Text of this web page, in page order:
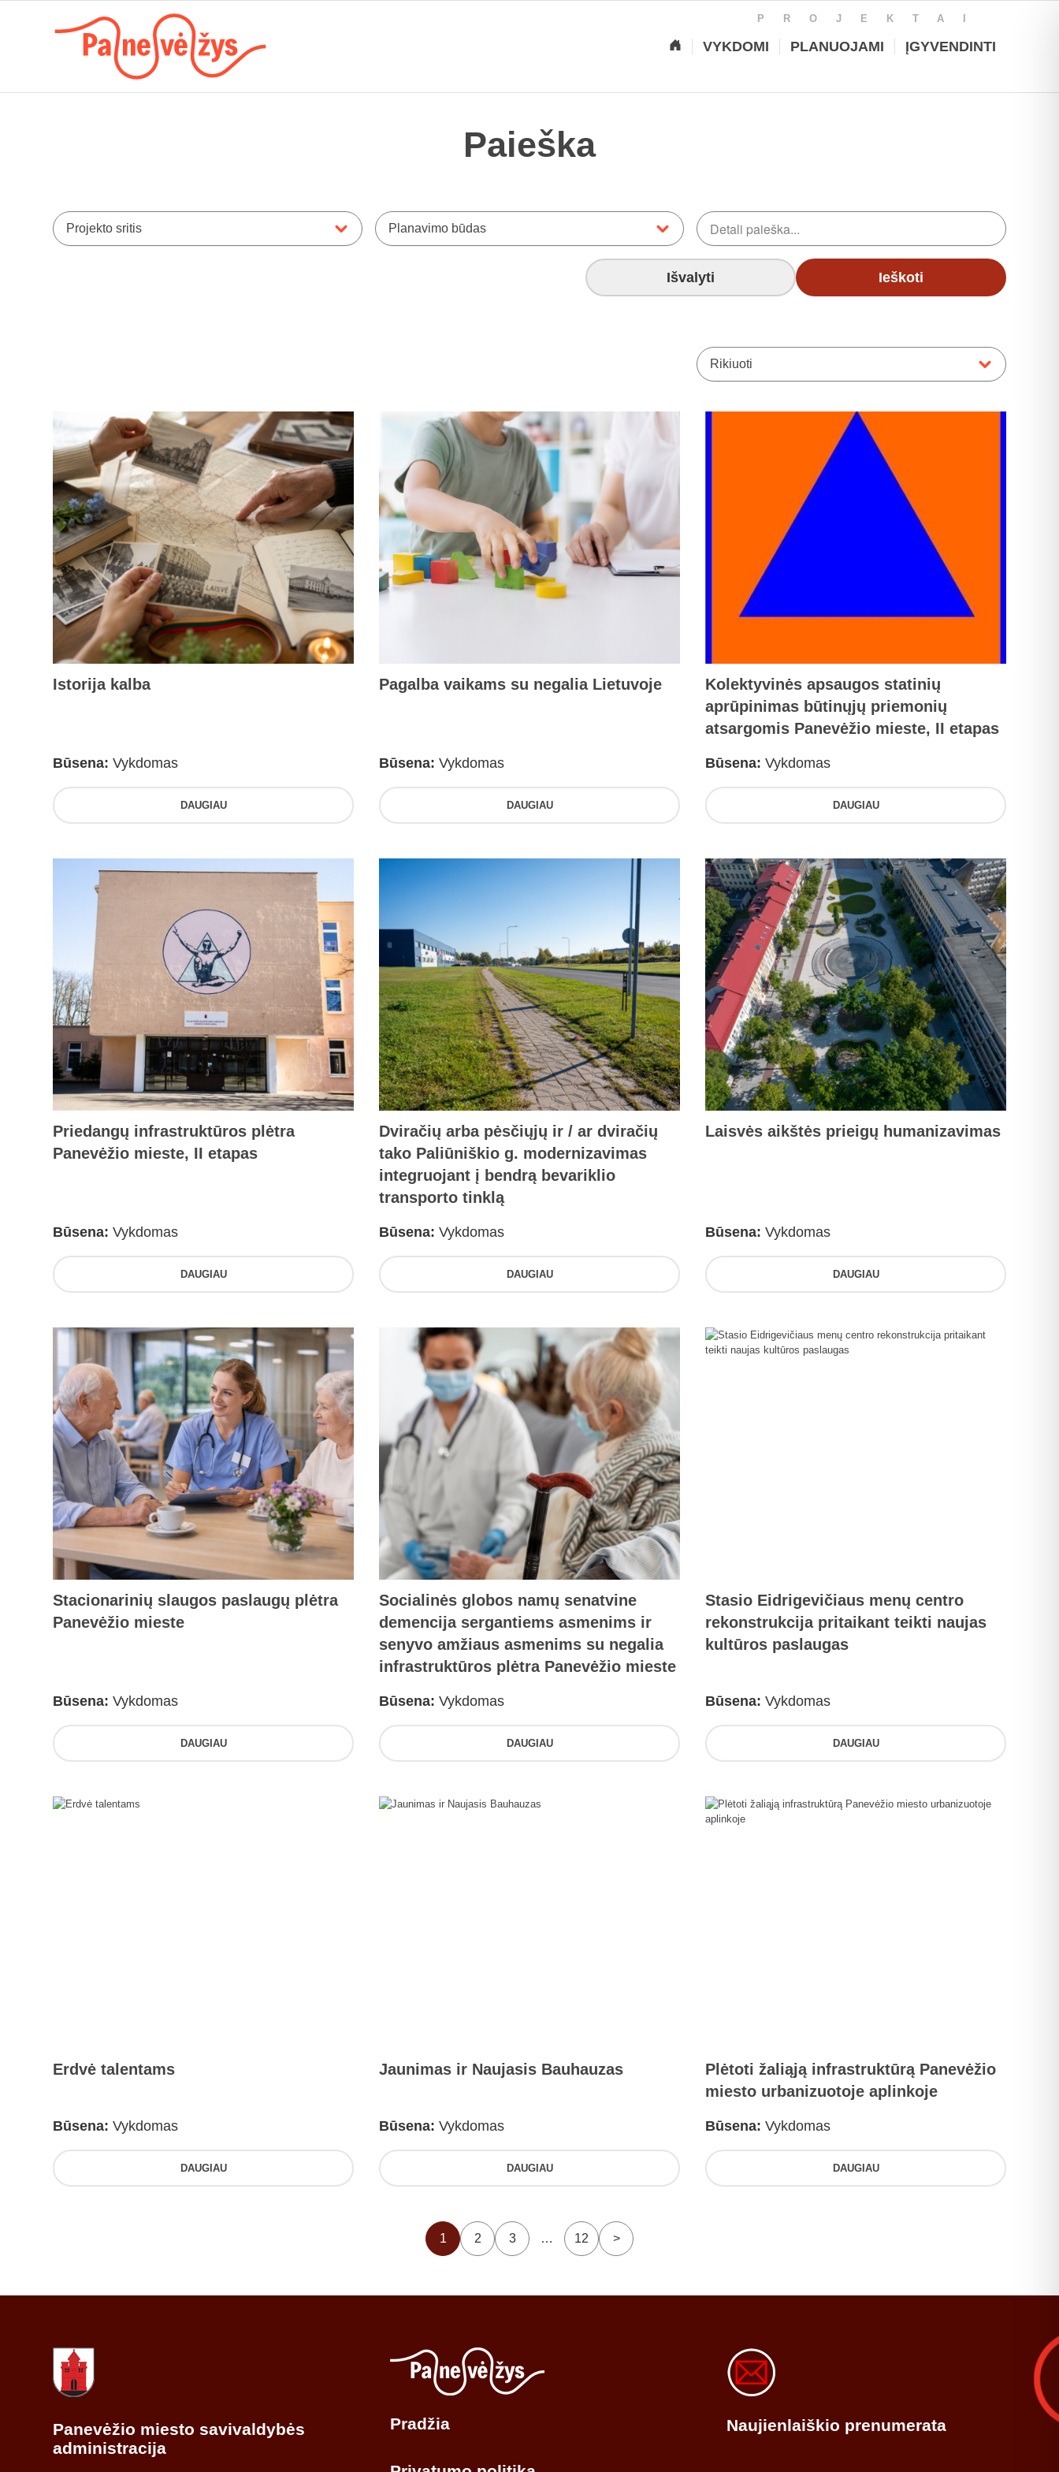
PROJEKTAI
VYKDOMI PLANUOJAMI ĮGYVENDINTI
Paieška
Projekto sritis Planavimo būdas
Išvalyti Ieškoti
Rikiuoti
Istorija kalba
Būsena: Vykdomas
DAUGIAU
Pagalba vaikams su negalia Lietuvoje
Būsena: Vykdomas
DAUGIAU
Kolektyvinės apsaugos statinių
aprūpinimas būtinųjų priemonių
atsargomis Panevėžio mieste, II etapas
Būsena: Vykdomas
DAUGIAU
Priedangų infrastruktūros plėtra
Panevėžio mieste, II etapas
Būsena: Vykdomas
DAUGIAU
Dviračių arba pėsčiųjų ir / ar dviračių
tako Paliūniškio g. modernizavimas
integruojant į bendrą bevariklio
transporto tinklą
Būsena: Vykdomas
DAUGIAU
Laisvės aikštės prieigų humanizavimas
Būsena: Vykdomas
DAUGIAU
Stacionarinių slaugos paslaugų plėtra
Panevėžio mieste
Būsena: Vykdomas
DAUGIAU
Socialinės globos namų senatvine
demencija sergantiems asmenims ir
senyvo amžiaus asmenims su negalia
infrastruktūros plėtra Panevėžio mieste
Būsena: Vykdomas
DAUGIAU
Stasio Eidrigevičiaus menų centro
rekonstrukcija pritaikant teikti naujas
kultūros paslaugas
Būsena: Vykdomas
DAUGIAU
Erdvė talentams
Būsena: Vykdomas
DAUGIAU
Jaunimas ir Naujasis Bauhauzas
Būsena: Vykdomas
DAUGIAU
Plėtoti žaliąją infrastruktūrą Panevėžio
miesto urbanizuotoje aplinkoje
Būsena: Vykdomas
DAUGIAU
1 2 3 … 12 >
Panevėžio miesto savivaldybės
administracija
Pradžia Naujienlaiškio prenumerata